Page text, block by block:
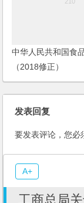
中华人民共和国食
（2018修正）
发表回复
要发表评论，您必
工商总局
A+